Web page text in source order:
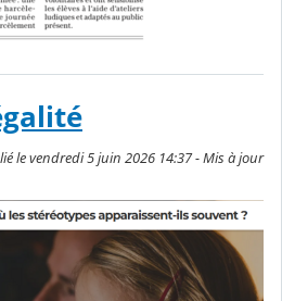
le vendredi 5 juin 2026 14:37 - Mis à jour